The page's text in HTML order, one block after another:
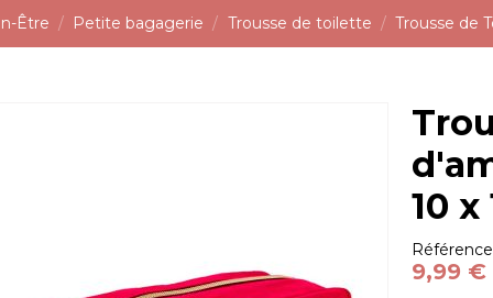
Être Petite bagagerie Trousse de toilette Trousse de
10 x
Référence
9,99 €